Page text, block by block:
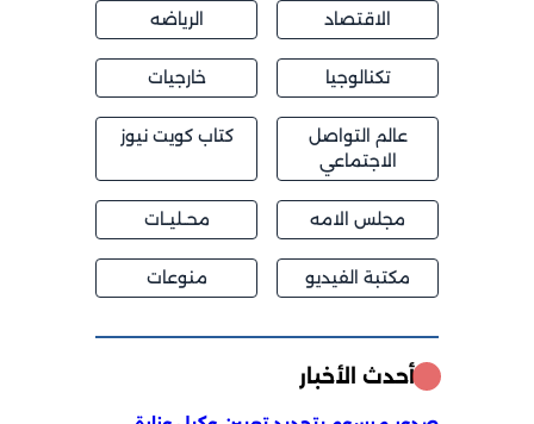
الاقتصاد الرياضه
تكنالوجيا خارجيات
عالم التواصل
الاجتماعي
كتاب كويت نيوز
مجلس الامه محــليــات
مكتبة الفيديو منوعات
أحدث الأخبار